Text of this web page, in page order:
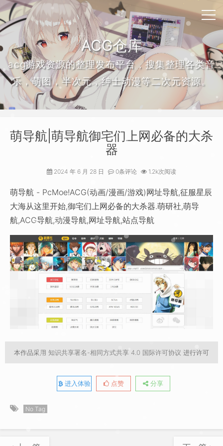
ACG仓库
acg游戏资源的整理发布平台，搜集整理各类音
乐，萌图，半次元，绅士动漫等二次元资源。
萌导航|萌导航御宅们上网必备的大杀
器
2024 年 6 月 28 日 0条评论 1.2k次阅读
萌导航 - PcMoe!ACG(动画/漫画/游戏)网址导航,征服星辰
大海从这里开始,御宅们上网必备的大杀器.萌研社,萌导
航,ACG导航,动漫导航,网址导航,站点导航
本作品采用 知识共享署名-相同方式共享 4.0 国际许可协议 进行许可
进入体验 点赞 分享
No Tag